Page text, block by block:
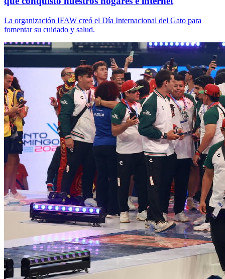
La organización IFAW creó el Día Internacional del Gato para
fomentar su cuidado y salud.